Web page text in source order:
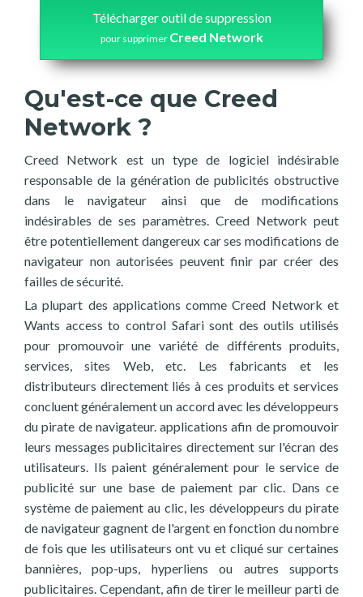
Télécharger outil de suppression
pour supprimer Creed Network
Qu'est-ce que Creed
Network ?
Creed Network est un type de logiciel indésirable
responsable de la génération de publicités obstructive
dans le navigateur ainsi que de modifications
indésirables de ses paramètres. Creed Network peut
être potentiellement dangereux car ses modifications de
navigateur non autorisées peuvent finir par créer des
failles de sécurité.
La plupart des applications comme Creed Network et
Wants access to control Safari sont des outils utilisés
pour promouvoir une variété de différents produits,
services, sites Web, etc. Les fabricants et les
distributeurs directement liés à ces produits et services
concluent généralement un accord avec les développeurs
du pirate de navigateur. applications afin de promouvoir
leurs messages publicitaires directement sur l'écran des
utilisateurs. Ils paient généralement pour le service de
publicité sur une base de paiement par clic. Dans ce
système de paiement au clic, les développeurs du pirate
de navigateur gagnent de l'argent en fonction du nombre
de fois que les utilisateurs ont vu et cliqué sur certaines
bannières, pop-ups, hyperliens ou autres supports
publicitaires. Cependant, afin de tirer le meilleur parti de